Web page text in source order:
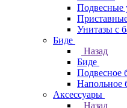
Подвесные
Унитазы с
Биде
Назад
Биде
Подвесное
Напольное
Аксессуары
Назад